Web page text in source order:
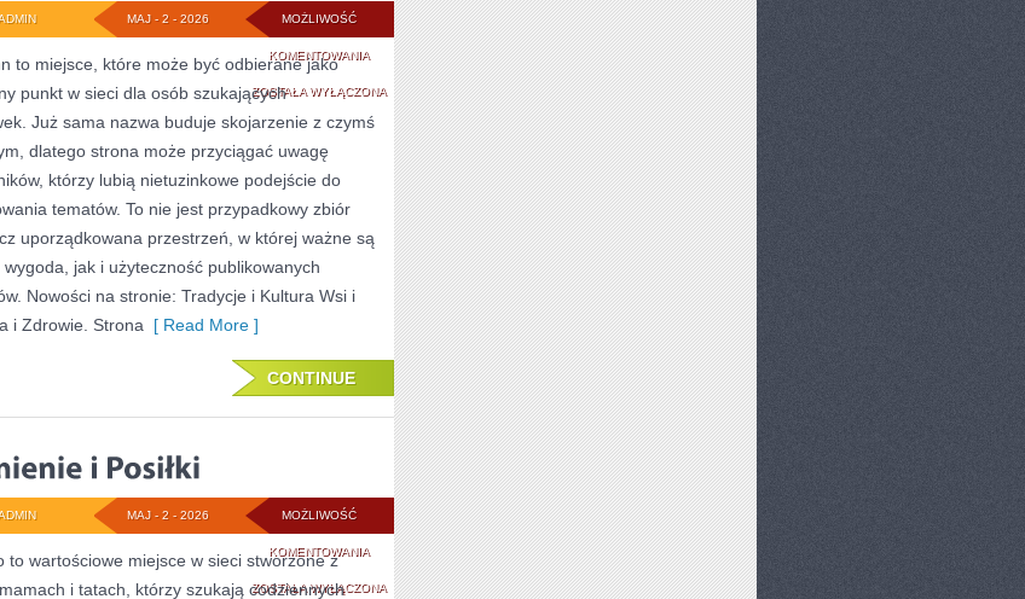
MOŻLIWOŚĆ
KOMENTOWANIAKUCHNIA
WIEJSKA
ZOSTAŁA WYŁĄCZONA
MAJ - 2 - 2026
to miejsce, które może być odbierane jako
punkt w sieci dla osób szukających
Już sama nazwa buduje skojarzenie z czymś
dlatego strona może przyciągać uwagę
którzy lubią nietuzinkowe podejście do
tematów. To nie jest przypadkowy zbiór
uporządkowana przestrzeń, w której ważne są
jak i użyteczność publikowanych
Nowości na stronie: Tradycje i Kultura Wsi i
i Zdrowie. Strona [ Read More ]
CONTINUE
MOŻLIWOŚĆ
KOMENTOWANIAKARMIENIE
I
ZOSTAŁA WYŁĄCZONA
MAJ - 2 - 2026
to wartościowe miejsce w sieci stworzone z
i tatach, którzy szukają codziennych